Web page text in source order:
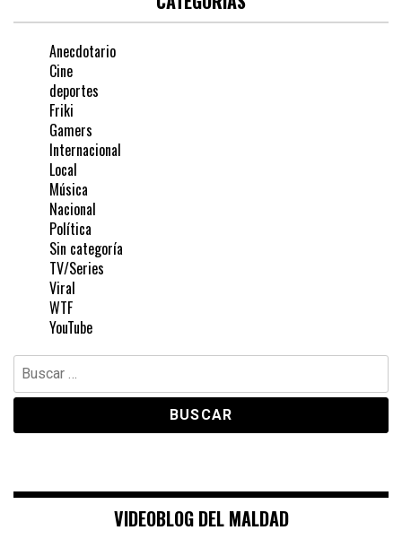
Anecdotario
Cine
deportes
Friki
Gamers
Internacional
Local
Música
Nacional
Política
Sin categoría
TV/Series
Viral
WTF
YouTube
Buscar:
VIDEOBLOG DEL MALDAD